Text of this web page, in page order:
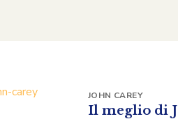
Il meglio di
JOHN CAREY